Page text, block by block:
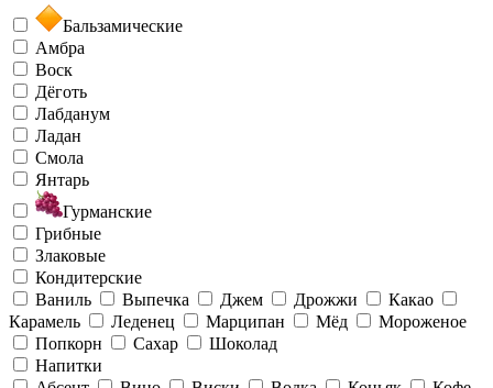
Необычный
Бальзамические
Амбра
Воск
Дёготь
Лабданум
Ладан
Смола
Янтарь
Гурманские
Грибные
Злаковые
Кондитерские
Ваниль
Выпечка Джем Дрожжи
Какао
Карамель
Леденец Марципан Мёд
Мороженое
Попкорн
Сахар
Шоколад
Напитки